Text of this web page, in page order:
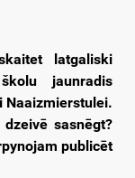
latgaliski
jaunradis
sasnēgt?
publicēt